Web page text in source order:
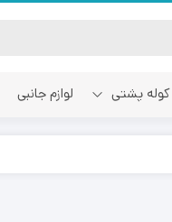
کوله پشتی لوازم جانبی